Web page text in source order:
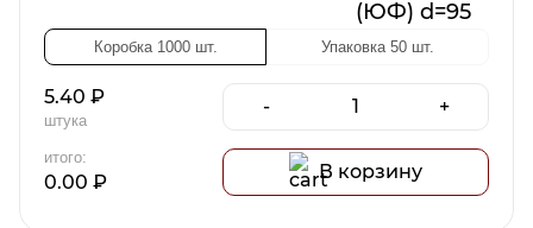
Коробка 1000 шт. Упаковка 50 шт.
5.40 ₽
штука
- +
итого:
0.00 ₽ В корзину